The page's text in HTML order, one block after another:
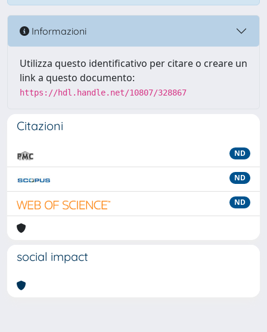
Informazioni
Utilizza questo identificativo per citare o creare un
link a questo documento:
https://hdl.handle.net/10807/328867
Citazioni
ND
ND
ND
social impact